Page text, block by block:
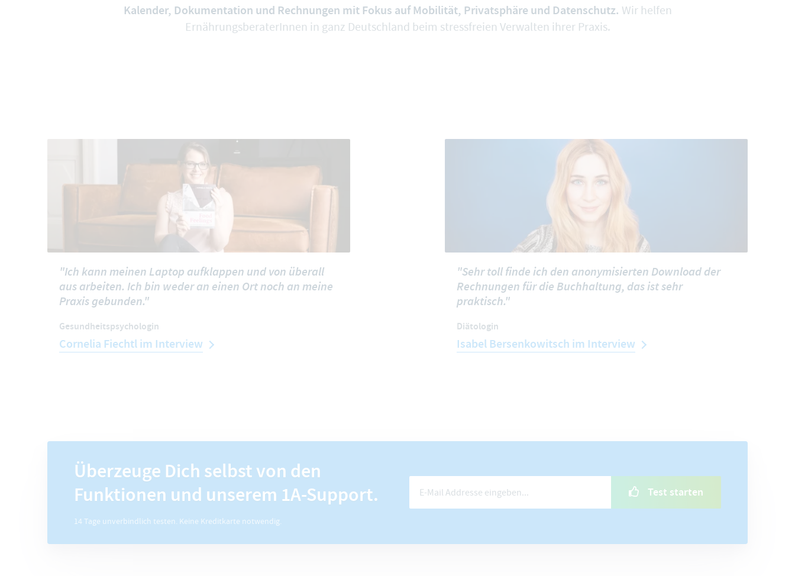
Kalender, Dokumentation und Rechnungen mit Fokus auf Mobilität, Privatsphäre und Datenschutz. Wir helfen
ErnährungsberaterInnen in ganz Deutschland beim stressfreien Verwalten ihrer Praxis.
"Ich kann meinen Laptop aufklappen und von überall
aus arbeiten. Ich bin weder an einen Ort noch an meine
Praxis gebunden."
Gesundheitspsychologin
Cornelia Fiechtl im Interview
"Sehr toll finde ich den anonymisierten Download der
Rechnungen für die Buchhaltung, das ist sehr
praktisch."
Diätologin
Isabel Bersenkowitsch im Interview
Überzeuge Dich selbst von den
Funktionen und unserem 1A-Support.
14 Tage unverbindlich testen. Keine Kreditkarte notwendig.
Test starten